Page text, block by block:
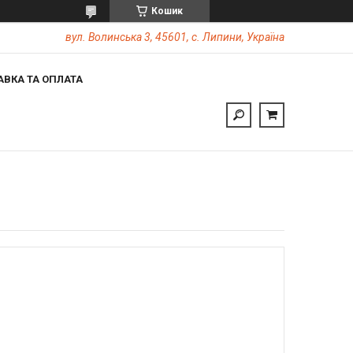
Кошик
вул. Волинська 3, 45601, с. Липини, Україна
ТА ОПЛАТА